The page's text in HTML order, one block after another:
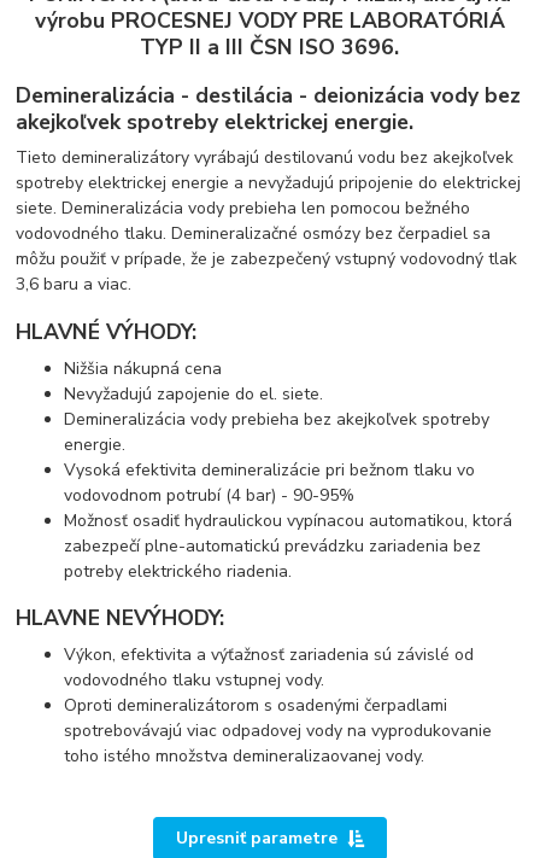
výrobu PROCESNEJ VODY PRE LABORATÓRIÁ
TYP II a III ČSN ISO 3696.
Demineralizácia - destilácia - deionizácia vody bez
akejkoľvek spotreby elektrickej energie.
Tieto demineralizátory vyrábajú destilovanú vodu bez akejkoľvek
spotreby elektrickej energie a nevyžadujú pripojenie do elektrickej
siete. Demineralizácia vody prebieha len pomocou bežného
vodovodného tlaku. Demineralizačné osmózy bez čerpadiel sa
môžu použiť v prípade, že je zabezpečený vstupný vodovodný tlak
3,6 baru a viac.
HLAVNÉ VÝHODY:
Nižšia nákupná cena
Nevyžadujú zapojenie do el. siete.
Demineralizácia vody prebieha bez akejkoľvek spotreby
energie.
Vysoká efektivita demineralizácie pri bežnom tlaku vo
vodovodnom potrubí (4 bar) - 90-95%
Možnosť osadiť hydraulickou vypínacou automatikou, ktorá
zabezpečí plne-automatickú prevádzku zariadenia bez
potreby elektrického riadenia.
HLAVNE NEVÝHODY:
Výkon, efektivita a výťažnosť zariadenia sú závislé od
vodovodného tlaku vstupnej vody.
Oproti demineralizátorom s osadenými čerpadlami
spotrebovávajú viac odpadovej vody na vyprodukovanie
toho istého množstva demineralizaovanej vody.
Upresniť parametre